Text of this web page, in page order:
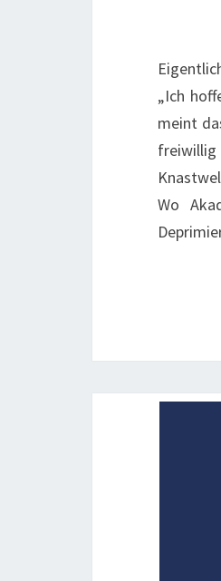
„Ich
meint
freiwillig
Wo